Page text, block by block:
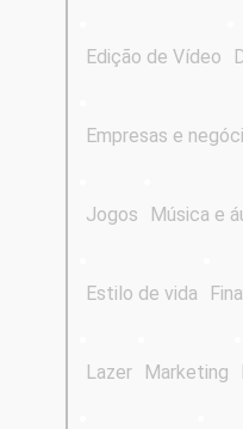
Edição de Vídeo
Empresas e
Jogos Música e
Estilo de vida
Lazer Marketing